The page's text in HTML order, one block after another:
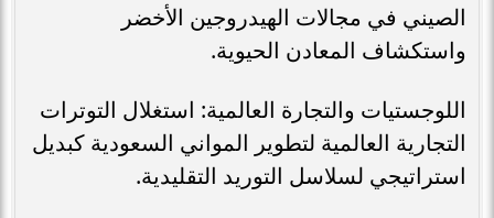
الصيني في مجالات الهيدروجين الأخضر
واستكشاف المعادن الحيوية.
اللوجستيات والتجارة العالمية: استغلال التوترات
التجارية العالمية لتطوير المواني السعودية كبديل
استراتيجي لسلاسل التوريد التقليدية.